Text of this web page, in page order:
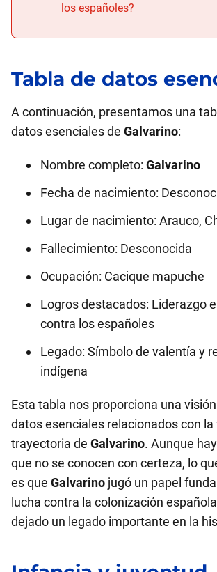
los españoles?
Tabla de datos
A continuación, presentamos una
datos esenciales de Galvarino:
Nombre completo: Galvarino
Fecha de nacimiento:
Lugar de nacimiento: Arauco,
Fallecimiento: Desconocida
Ocupación: Cacique mapuche
Logros destacados: Liderazgo
contra los españoles
Legado: Símbolo de valentía y
indígena
Esta tabla nos proporciona una
datos esenciales relacionados con la
trayectoria de Galvarino. Aunque
que no se conocen con certeza, lo
es que Galvarino jugó un papel
lucha contra la colonización
dejado un legado importante en la